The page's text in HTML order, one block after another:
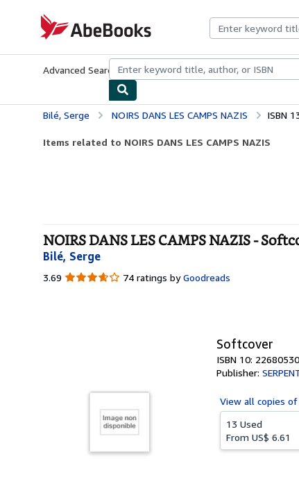
AbeBooks.com
Advanced Search Browse CollectionsRare BooksArt &
Bilé, Serge NOIRS DANS LES CAMPS NAZIS ISBN
Items related to NOIRS DANS LES CAMPS NAZIS
NOIRS DANS LES CAMPS NAZIS -
Bilé, Serge
3.69 3.69
74 ratings by Goodreads
Softcover
ISBN 10:
Publisher:
View all copies
13 Used
From US$ 6.61